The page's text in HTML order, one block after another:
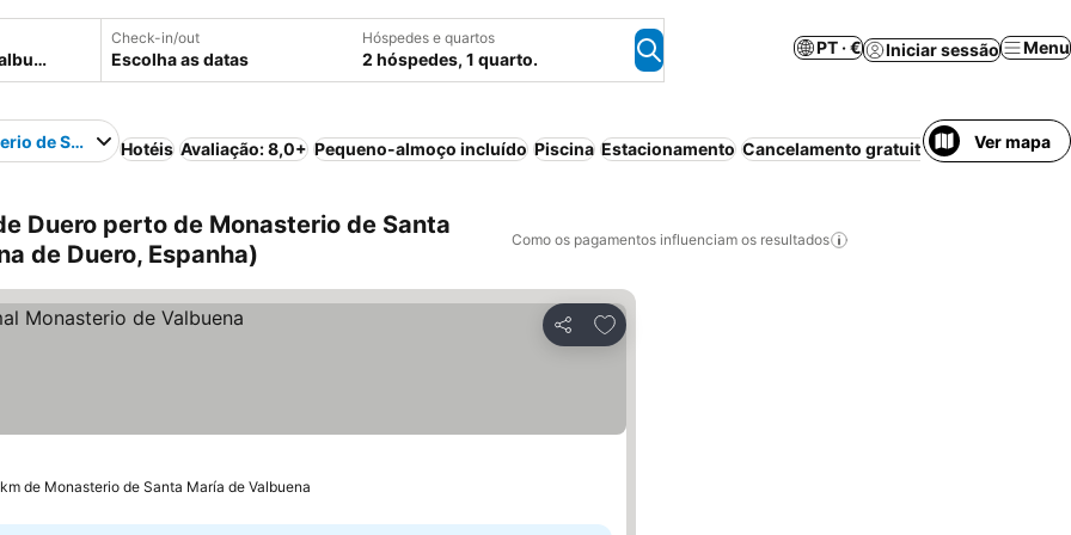
Check-in/out
Escolha as datas
Hóspedes e quartos
2 hóspedes, 1 quarto.
PT · € Iniciar sessão Menu
de Santa María de Valbuena
Hotéis Avaliação: 8,0+ Pequeno-almoço incluído Piscina Estacionamento Cancelamento gratuito PensãoVer mapa
Duero perto de Monasterio de Santa
de Duero, Espanha)
Como os pagamentos influenciam os resultados
Partilhar
Adicionar aos favoritos
de Monasterio de Santa María de Valbuena